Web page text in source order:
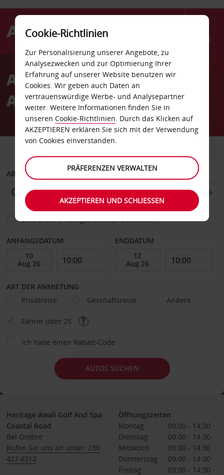
Menü
AvisAutovermietung Heritage
Awali Golf Spa
ABHOLEN VON
Eine andere Rückgabestation auswählen
ANFANGSDATUM ENDDATUM
ART DER ANMIETUNG
Privatreise
Geschäftsreise Andere
Fahrer über 25
Ich habe einen Rabatt-Code
AUTOS SUCHEN
Heritage Awali Golf And Spa
Coastal Road
Bel Ombre
Rufen Sie uns an unter: 230
427 6312
Öffnungszeiten
Montag
09:00 - 14:30
Dienstag
09:00 - 14:30
Mittwoch
09:00 - 14:30
Donnerstag
09:00 - 14:30
Freitag
09:00 - 14:30
Cookie-Richtlinien
Zur Personalisierung unserer Angebote, zu
Analysezwecken und zur Optimierung Ihrer
Erfahrung auf unserer Website benutzen wir
Cookies. Wir geben auch Daten an
vertrauenswürdige Werbe- und Analysepartner
weiter. Weitere Informationen finden Sie in
unseren Cookie-Richtlinien. Durch das Klicken auf
AKZEPTIEREN erklären Sie sich mit der Verwendung
von Cookies einverstanden.
PRÄFERENZEN VERWALTEN
AKZEPTIEREN UND SCHLIESSEN